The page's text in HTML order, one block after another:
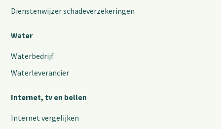
Dienstenwijzer schadeverzekeringen
Water
Waterbedrijf
Waterleverancier
Internet, tv en bellen
Internet vergelijken